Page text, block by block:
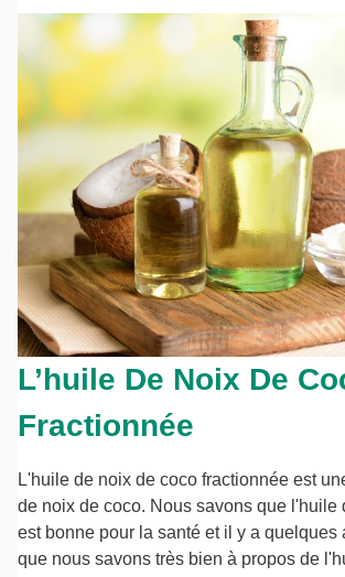
L’huile De Noix De
Fractionnée
L'huile de noix de coco fractionnée est
de noix de coco. Nous savons que l'huile
est bonne pour la santé et il y a quelques
que nous savons très bien à propos de